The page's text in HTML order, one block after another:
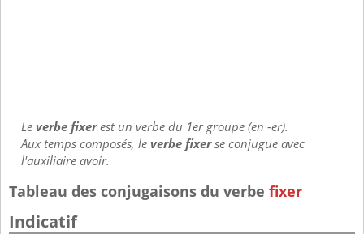
Leverbe fixerest un verbe du 1er groupe (en -er).
Aux temps composés, leverbe fixerse conjugue avec
l'auxiliaire avoir.
Tableau des conjugaisons du verbe fixer
Indicatif